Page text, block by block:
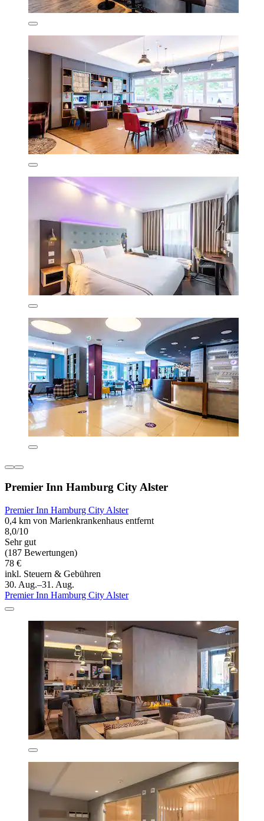
Premier Inn Hamburg City Alster
Premier Inn Hamburg City Alster
0,4 km von Marienkrankenhaus entfernt
8,0/10
Sehr gut
(187 Bewertungen)
78 €
inkl. Steuern & Gebühren
30. Aug.–31. Aug.
Premier Inn Hamburg City Alster